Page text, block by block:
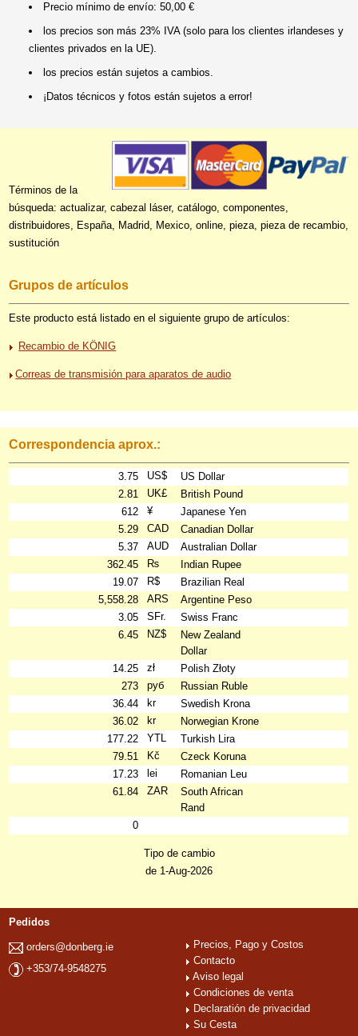
Precio mínimo de envío: 50,00 €
los precios son más 23% IVA (solo para los clientes irlandeses y
clientes privados en la UE).
los precios están sujetos a cambios.
¡Datos técnicos y fotos están sujetos a error!
Términos de la
búsqueda: actualizar, cabezal láser, catálogo, componentes,
distribuidores, España, Madrid, Mexico, online, pieza, pieza de recambio,
sustitución
Grupos de artículos
Este producto está listado en el siguiente grupo de artículos:
Recambio de KÖNIG
Correas de transmisión para aparatos de audio
Correspondencia aprox.:
3.75 US$
US Dollar
2.81
UK£
British Pound
612
¥
Japanese Yen
5.29
CAD
Canadian Dollar
5.37
AUD
Australian Dollar
362.45
₨
Indian Rupee
19.07
R$
Brazilian Real
5,558.28
ARS
Argentine Peso
3.05
SFr.
Swiss Franc
6.45
NZ$
New Zealand
Dollar
14.25
zł
Polish Złoty
273
руб
Russian Ruble
36.44
kr
Swedish Krona
36.02
kr
Norwegian Krone
177.22
YTL
Turkish Lira
79.51
Kč
Czeck Koruna
17.23
lei
Romanian Leu
61.84
ZAR
South African
Rand
0
Tipo de cambio
de 1-Aug-2026
Pedidos
orders@donberg.ie
+353/74-9548275
Precios, Pago y Costos
Contacto
Aviso legal
Condiciones de venta
Declaratión de privacidad
Su Cesta